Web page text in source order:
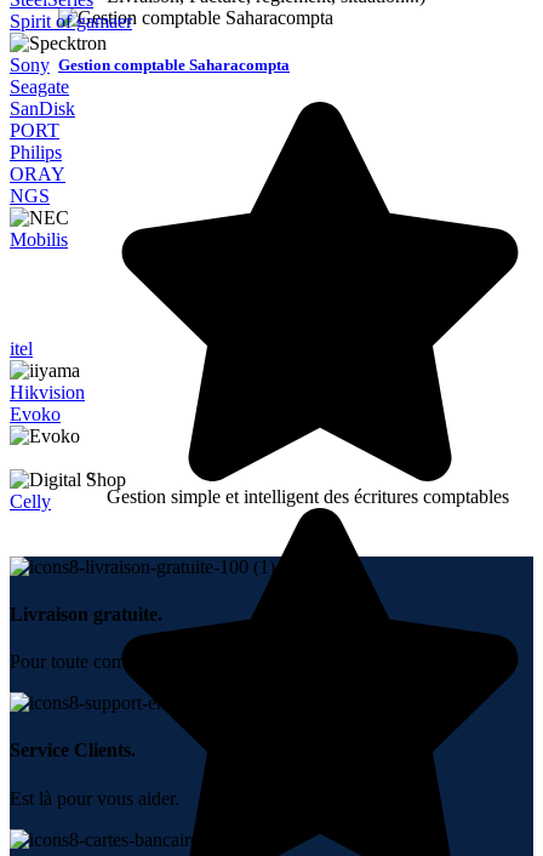
Gestion comptable Saharacompta
Gestion simple et intelligent des écritures comptables
Spirit of gamaer
Sony
Seagate
SanDisk
PORT
Philips
ORAY
NGS
Mobilis
itel
Hikvision
Evoko
Celly
Livraison gratuite.
Pour toute commande + 10000 DH.
Service Clients.
Est là pour vous aider.